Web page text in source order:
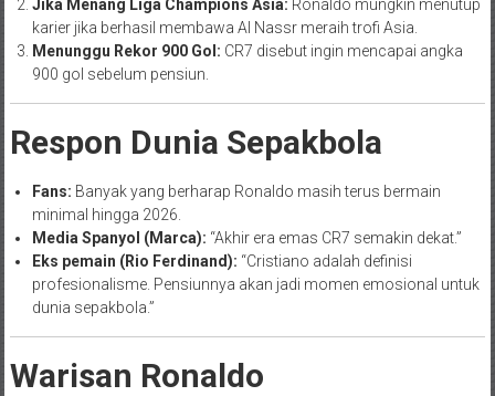
Jika Menang Liga Champions Asia: Ronaldo mungkin menutup
karier jika berhasil membawa Al Nassr meraih trofi Asia.
Menunggu Rekor 900 Gol: CR7 disebut ingin mencapai angka
900 gol sebelum pensiun.
Respon Dunia Sepakbola
Fans: Banyak yang berharap Ronaldo masih terus bermain
minimal hingga 2026.
Media Spanyol (Marca): “Akhir era emas CR7 semakin dekat.”
Eks pemain (Rio Ferdinand): “Cristiano adalah definisi
profesionalisme. Pensiunnya akan jadi momen emosional untuk
dunia sepakbola.”
Warisan Ronaldo